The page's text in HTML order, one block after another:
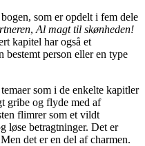
som er opdelt i fem dele
, Al magt til skønheden!
kapitel har også et
person eller en type
som i de enkelte kapitler
gribe og flyde med af
flimrer som et vildt
løse betragtninger. Det er
det er en del af charmen.